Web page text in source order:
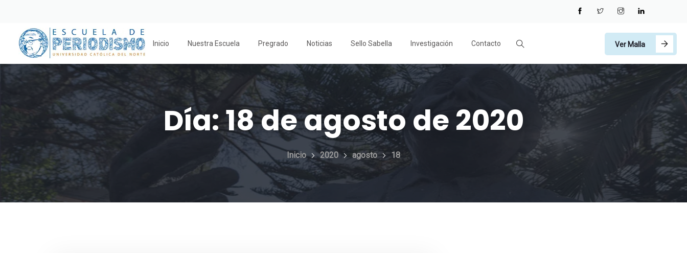
Inicio Nuestra Escuela Pregrado Noticias Sello Sabella Investigación Contacto Ver Malla
Día:18 de agosto de 2020
Inicio 2020 agosto 18